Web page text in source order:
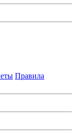
Правила